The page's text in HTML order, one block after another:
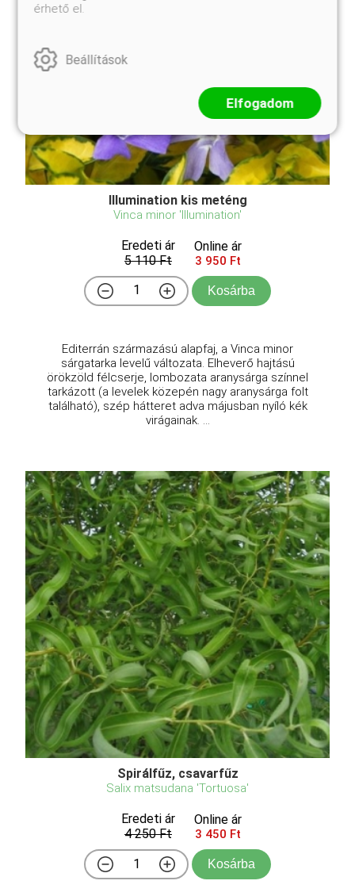
Illumination kis meténg
Vinca minor 'Illumination'
Eredeti ár
5 110 Ft
Online ár
3 950 Ft
Kosárba
Editerrán származású alapfaj, a Vinca minor
sárgatarka levelű változata. Elheverő hajtású
örökzöld félcserje, lombozata aranysárga színnel
tarkázott (a levelek közepén nagy aranysárga folt
található), szép hátteret adva májusban nyíló kék
virágainak. ...
Spirálfűz, csavarfűz
Salix matsudana 'Tortuosa'
Eredeti ár
4 250 Ft
Online ár
3 450 Ft
Kosárba
érhető el.
Beállítások
Elfogadom